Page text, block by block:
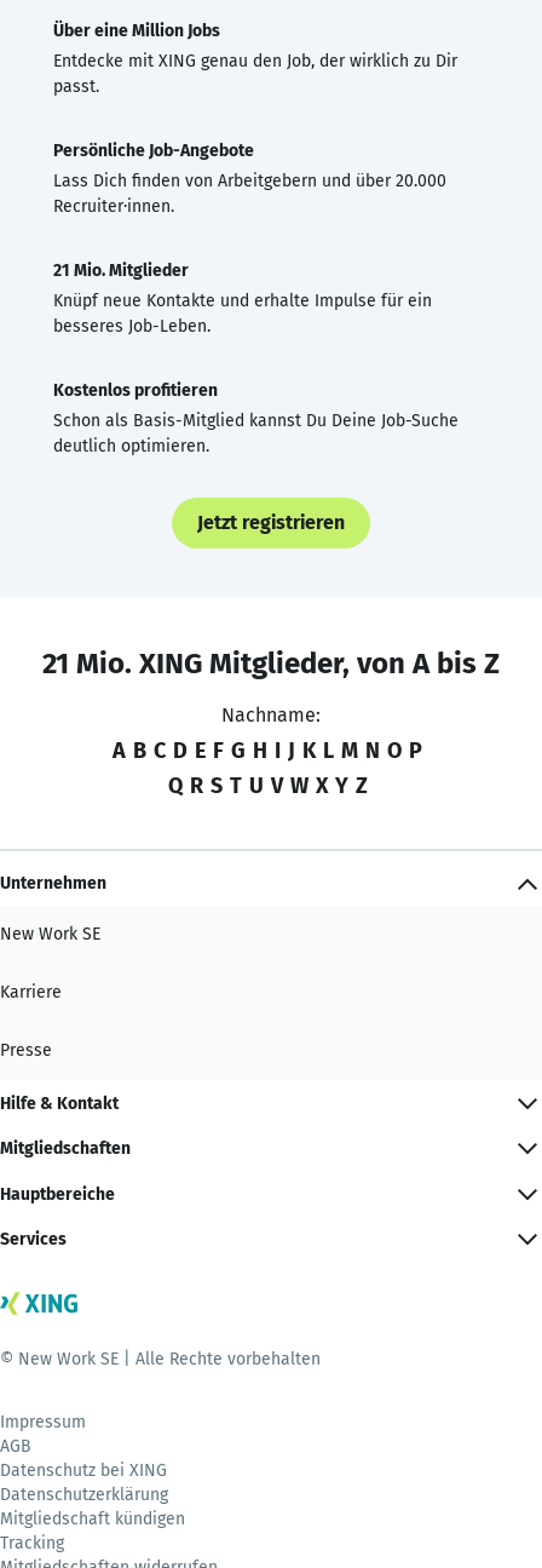
Über eine Million Jobs
Entdecke mit XING genau den Job, der wirklich zu Dir
passt.
Persönliche Job-Angebote
Lass Dich finden von Arbeitgebern und über 20.000
Recruiter·innen.
21 Mio. Mitglieder
Knüpf neue Kontakte und erhalte Impulse für ein
besseres Job-Leben.
Kostenlos profitieren
Schon als Basis-Mitglied kannst Du Deine Job-Suche
deutlich optimieren.
Jetzt registrieren
21 Mio. XING Mitglieder, von A bis Z
Nachname:
A B C D E F G H I J K L M N O P
Q R S T U V W X Y Z
Unternehmen
New Work SE
Karriere
Presse
Hilfe & Kontakt
Mitgliedschaften
Hauptbereiche
Services
© New Work SE | Alle Rechte vorbehalten
Impressum
AGB
Datenschutz bei XING
Datenschutzerklärung
Mitgliedschaft kündigen
Tracking